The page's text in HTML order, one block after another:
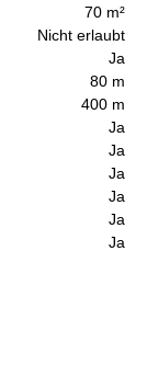
70 m²
Nicht erlaubt
Ja
80 m
400 m
Ja
Ja
Ja
Ja
Ja
Ja